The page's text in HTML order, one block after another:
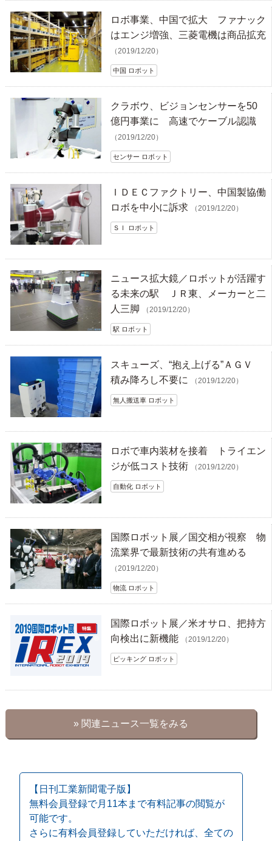
ロボ事業、中国で拡大 ファナック
はエンジ増強、三菱電機は商品拡充
（2019/12/20）
中国 ロボット
クラボウ、ビジョンセンサーを50
億円事業に 高速でケーブル認識
（2019/12/20）
センサー ロボット
ＩＤＥＣファクトリー、中国製協働
ロボを中小に訴求
（2019/12/20）
ＳＩ ロボット
ニュース拡大鏡／ロボットが活躍す
る未来の駅 ＪＲ東、メーカーと二
人三脚
（2019/12/20）
駅 ロボット
スキューズ、“抱え上げる”ＡＧＶ
積み降ろし不要に
（2019/12/20）
無人搬送車 ロボット
ロボで車内装材を接着 トライエン
ジが低コスト技術
（2019/12/20）
自動化 ロボット
国際ロボット展／国交相が視察 物
流業界で最新技術の共有進める
（2019/12/20）
物流 ロボット
国際ロボット展／米オサロ、把持方
向検出に新機能
（2019/12/20）
ピッキング ロボット
» 関連ニュース一覧をみる
【日刊工業新聞電子版】
無料会員登録で月11本まで有料記事の閲覧が
可能です。
さらに有料会員登録していただければ、全ての